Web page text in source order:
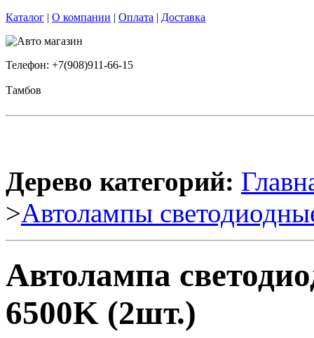
Каталог | О компании | Оплата | Доставка
Телефон: +7(908)911-66-15
Тамбов
Дерево категорий:
>Автолампы
Автолампа
6500K (2шт.)